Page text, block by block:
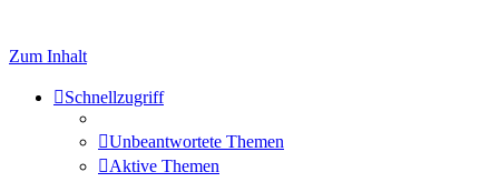
Zum Inhalt
Schnellzugriff
Unbeantwortete Themen
Aktive Themen